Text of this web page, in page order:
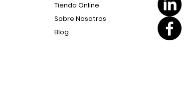
Tienda Online
Sobre Nosotros
Blog